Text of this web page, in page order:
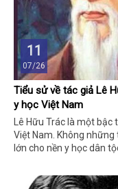
11
07/26
Tiểu sử về tác giả Lê
y học Việt Nam
Lê Hữu Trác là một bậc
Việt Nam. Không những
lớn cho nền y học dân